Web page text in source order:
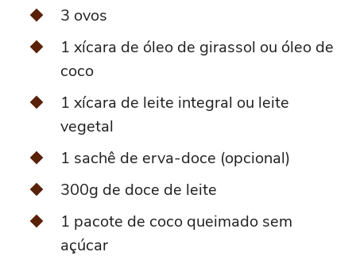
3 ovos
1 xícara de óleo de girassol ou óleo de
coco
1 xícara de leite integral ou leite
vegetal
1 sachê de erva-doce (opcional)
300g de doce de leite
1 pacote de coco queimado sem
açúcar